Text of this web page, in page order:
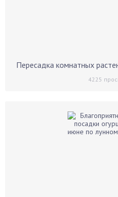
Пересадка комнатных
4225